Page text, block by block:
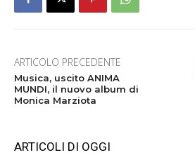
ARTICOLO PRECEDENTE
Musica, uscito ANIMA
MUNDI, il nuovo album di
Monica Marziota
ARTICOLI DI OGGI